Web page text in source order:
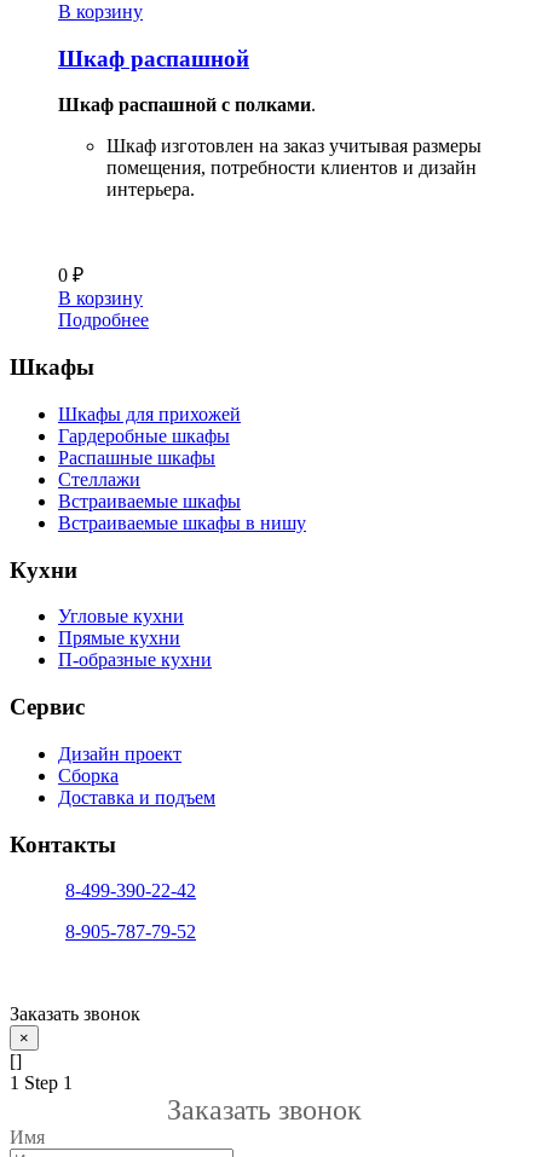
В корзину
Шкаф распашной
Шкаф распашной с полками.
Шкаф изготовлен на заказ учитывая размеры
помещения, потребности клиентов и дизайн
интерьера.
0 ₽
В корзину
Подробнее
Шкафы
Шкафы для прихожей
Гардеробные шкафы
Распашные шкафы
Стеллажи
Встраиваемые шкафы
Встраиваемые шкафы в нишу
Кухни
Угловые кухни
Прямые кухни
П-образные кухни
Сервис
Дизайн проект
Сборка
Доставка и подъем
Контакты
8-499-390-22-42
8-905-787-79-52
Заказать звонок
×
[]
1 Step 1
Заказать звонок
Имя